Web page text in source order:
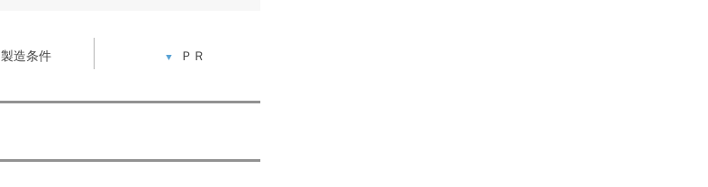
製造条件 ＰＲ